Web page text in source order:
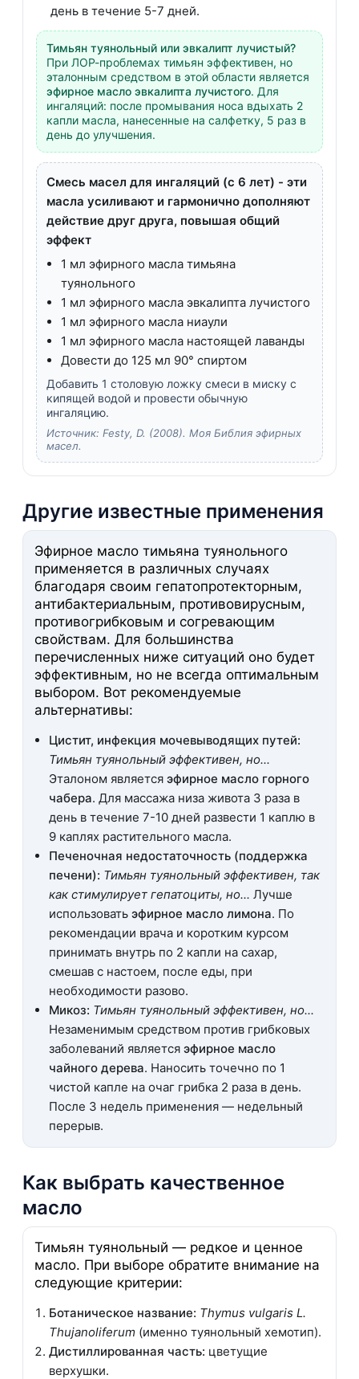
день в течение 5-7 дней.
Тимьян туянольный или эвкалипт лучистый?
При ЛОР-проблемах тимьян эффективен, но
эталонным средством в этой области является
эфирное масло эвкалипта лучистого. Для
ингаляций: после промывания носа вдыхать 2
капли масла, нанесенные на салфетку, 5 раз в
день до улучшения.
Смесь масел для ингаляций (с 6 лет) - эти
масла усиливают и гармонично дополняют
действие друг друга, повышая общий
эффект
1 мл эфирного масла тимьяна
туянольного
1 мл эфирного масла эвкалипта лучистого
1 мл эфирного масла ниаули
1 мл эфирного масла настоящей лаванды
Довести до 125 мл 90° спиртом
Добавить 1 столовую ложку смеси в миску с
кипящей водой и провести обычную
ингаляцию.
Источник: Festy, D. (2008). Моя Библия эфирных
масел.
Другие известные применения
Эфирное масло тимьяна туянольного
применяется в различных случаях
благодаря своим гепатопротекторным,
антибактериальным, противовирусным,
противогрибковым и согревающим
свойствам. Для большинства
перечисленных ниже ситуаций оно будет
эффективным, но не всегда оптимальным
выбором. Вот рекомендуемые
альтернативы:
Цистит, инфекция мочевыводящих путей:
Тимьян туянольный эффективен, но...
Эталоном является эфирное масло горного
чабера. Для массажа низа живота 3 раза в
день в течение 7-10 дней развести 1 каплю в
9 каплях растительного масла.
Печеночная недостаточность (поддержка
печени): Тимьян туянольный эффективен, так
как стимулирует гепатоциты, но... Лучше
использовать эфирное масло лимона. По
рекомендации врача и коротким курсом
принимать внутрь по 2 капли на сахар,
смешав с настоем, после еды, при
необходимости разово.
Микоз: Тимьян туянольный эффективен, но...
Незаменимым средством против грибковых
заболеваний является эфирное масло
чайного дерева. Наносить точечно по 1
чистой капле на очаг грибка 2 раза в день.
После 3 недель применения — недельный
перерыв.
Как выбрать качественное
масло
Тимьян туянольный — редкое и ценное
масло. При выборе обратите внимание на
следующие критерии:
Ботаническое название: Thymus vulgaris L.
Thujanoliferum (именно туянольный хемотип).
Дистиллированная часть: цветущие
верхушки.